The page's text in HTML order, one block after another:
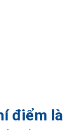
điểm